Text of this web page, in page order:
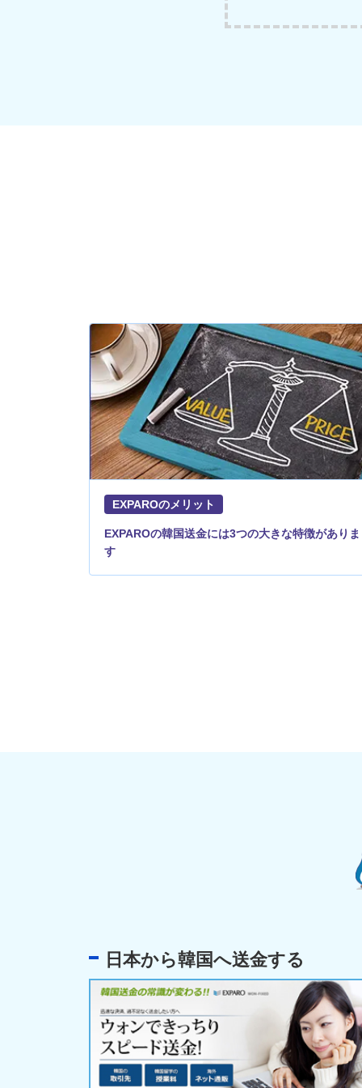
EXPAROのメリット
EXPAROの韓国送金には3つの大きな特徴がありま
す
日本から韓国へ送金する